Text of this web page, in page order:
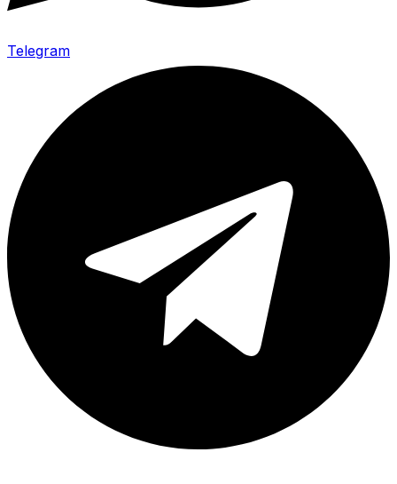
Telegram